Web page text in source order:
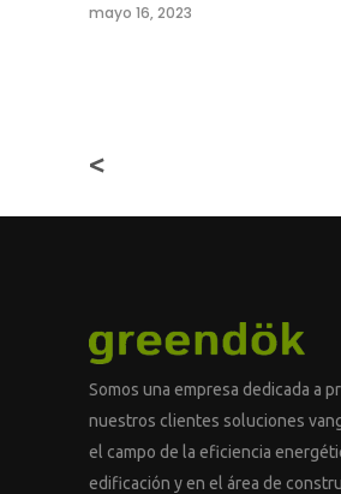
mayo 16, 2023
<
Somos una empresa dedicada a
nuestros clientes soluciones
el campo de la eficiencia
edificación y en el área de